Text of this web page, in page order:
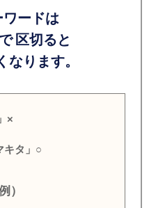
ードは
区切ると
ります。
×
タ」○
）